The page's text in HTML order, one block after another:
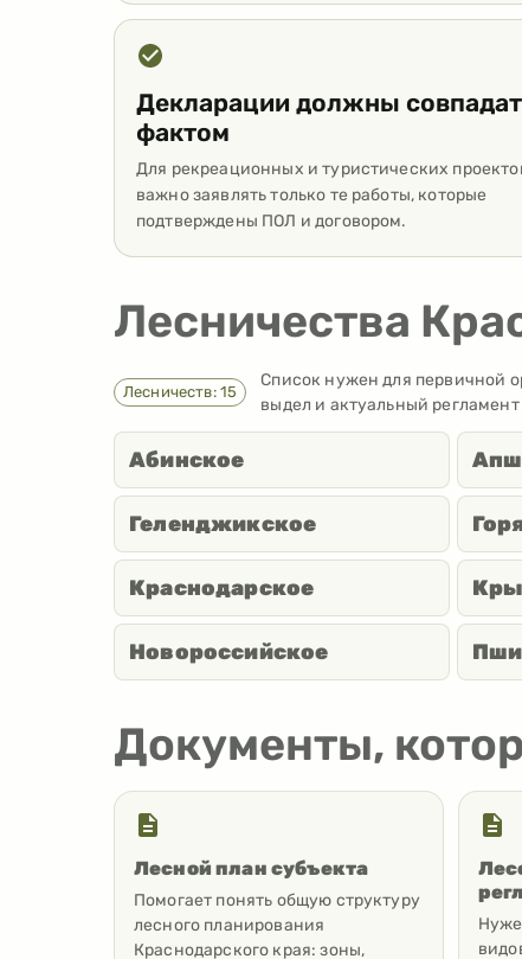
Декларации должны
фактом
Для рекреационных и туристических
важно заявлять только те работы, которые
подтверждены ПОЛ и договором.
Лесничества
Лесничеств: 15
Список нужен для первичной
выдел и актуальный
Абинское
Геленджикское
Краснодарское
Новороссийское
Документы,
Лесной план субъекта
Помогает понять общую структуру
лесного планирования
Краснодарского края: зоны,